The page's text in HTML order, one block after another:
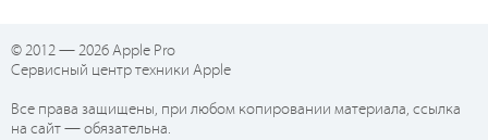
© 2012 — 2026 Apple Pro
Сервисный центр техники Apple
Все права защищены, при любом копировании материала, ссылка
на сайт — обязательна.